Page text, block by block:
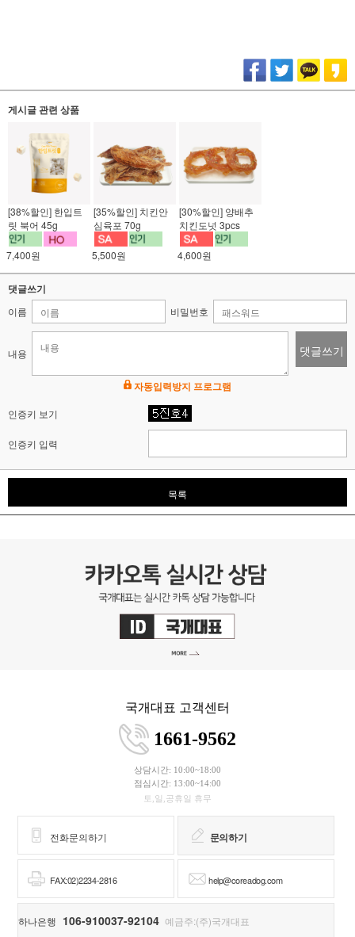
게시글 관련 상품
[38%할인] 한입트
릿 북어 45g
7,400원
[35%할인] 치킨안
심육포 70g
5,500원
[30%할인] 양배추
치킨도넛 3pcs
4,600원
댓글쓰기
이름 비밀번호
내용 댓글쓰기
자동입력방지 프로그램
인증키 보기
인증키 입력
목록
국개대표 고객센터
1661-9562
상담시간: 10:00~18:00
점심시간: 13:00~14:00
토,일,공휴일 휴무
전화문의하기 문의하기
FAX:02)2234-2816 help@coreadog.com
하나은행 106-910037-92104 예금주:(주)국개대표